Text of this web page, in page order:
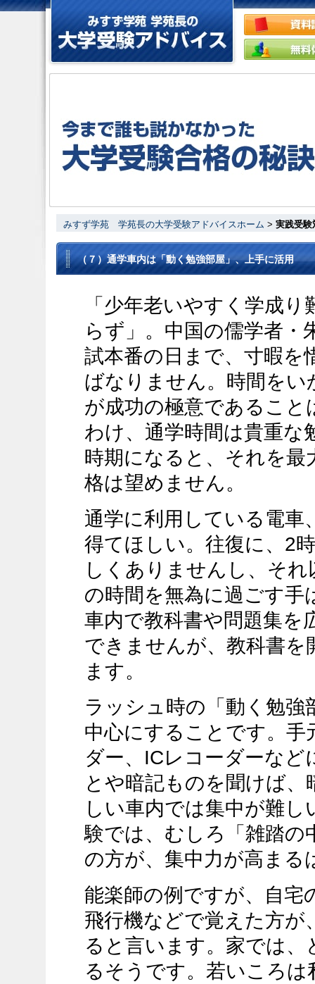
みすず学苑 学苑長の大学受験アドバイスホーム > 実践受験
（７）通学車内は「動く勉強部屋」、上手に活用
「少年老いやすく学成
らず」。中国の儒学者・
試本番の日まで、寸暇を
ばなりません。時間を
が成功の極意であるこ
わけ、通学時間は貴重な
時期になると、それを
格は望めません。
通学に利用している電車
得てほしい。往復に、2
しくありませんし、そ
の時間を無為に過ごす
車内で教科書や問題集を
できませんが、教科書
ます。
ラッシュ時の「動く勉強
中心にすることです。手
ダー、ICレコーダーな
とや暗記ものを聞けば
しい車内では集中が難
験では、むしろ「雑踏の
の方が、集中力が高まる
能楽師の例ですが、自宅
飛行機などで覚えた方
ると言います。家では
るそうです。若いころ